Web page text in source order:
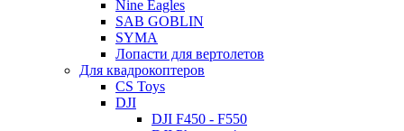
Nine Eagles
SAB GOBLIN
SYMA
Лопасти для вертолетов
Для квадрокоптеров
CS Toys
DJI
DJI F450 - F550